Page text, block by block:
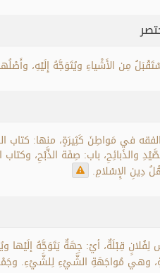
مِن الأَشْياءِ ويُتَوَجَّهُ إِلَيْهِ،
في مَواطِنَ كَثِيرَةٍ، منها: كتاب
والذَبائِحِ، باب: صِفَة الذَّبْحِ،
دِينِ الإِسْلامِ.
لِفُلانٍ قِبْلَةٌ، أيْ: جِهَةٌ يَتَوَجَّهُ
وهي مُواجَهَةِ الشَّيْءِ لِلشَّيْءِ.